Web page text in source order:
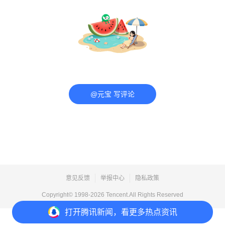
打开腾讯新闻，看更多热点资讯
@元宝 写评论
意见反馈 举报中心 隐私政策
Copyright© 1998-2026 Tencent.All Rights Reserved